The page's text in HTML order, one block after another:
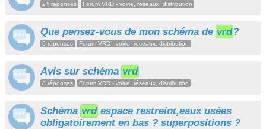
24 réponses Forum VRD - voirie, réseaux, distribution
Que pensez-vous de mon schéma de vrd?
6 réponses Forum VRD - voirie, réseaux, distribution
Avis sur schéma vrd
8 réponses Forum VRD - voirie, réseaux, distribution
Schéma vrd espace restreint,eaux usées
obligatoirement en bas ? superpositions ?